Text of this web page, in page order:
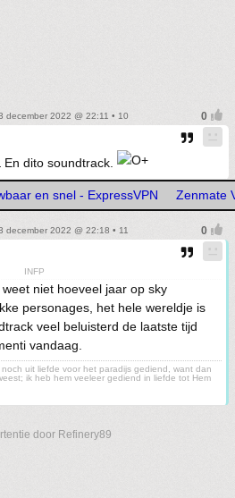
december 2022 @ 22:11 • 10
En dito soundtrack.
en snel - ExpressVPN Zenmate
december 2022 @ 22:18 • 11
INFP
niet hoeveel jaar op sky
personages, het hele wereldje is
veel beluisterd de laatste tijd
vandaag.
uit liefde voor het paradijs gediend, want dan
ik heb hem veeleer gediend in liefde tot Hem
door Refinery89